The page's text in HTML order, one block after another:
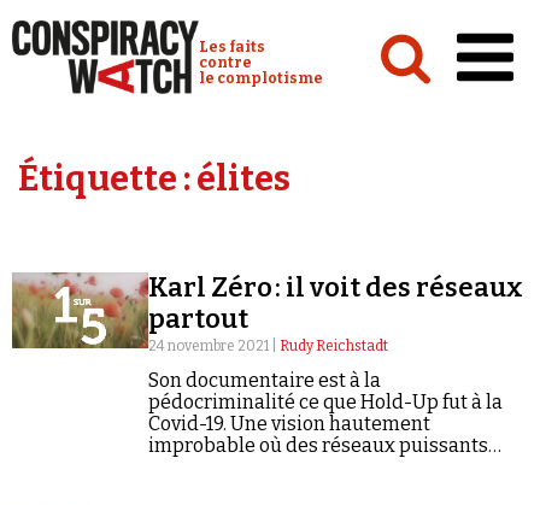
Conspiracy Watch :
Les faits
contre
le complotisme
Analyses
Vidéos
Émissions
Revues de presse
Étiquette :élites
Karl Zéro : il voit des réseaux
partout
24 novembre 2021 | Rudy Reichstadt
Son documentaire est à la
pédocriminalité ce que Hold-Up fut à la
Covid-19. Une vision hautement
improbable où des réseaux puissants